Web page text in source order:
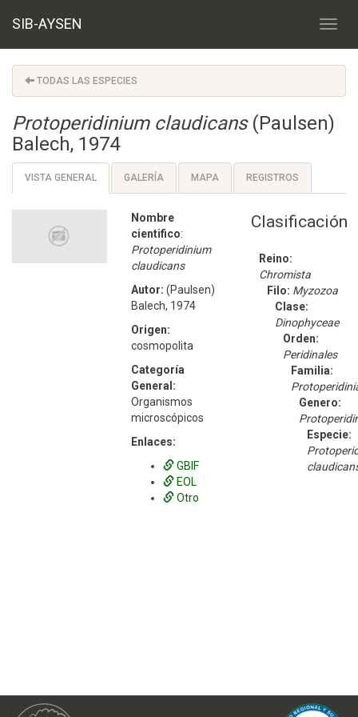
SIB-AYSEN
TODAS LAS ESPECIES
Protoperidinium claudicans(Paulsen)
Balech, 1974
VISTA GENERAL GALERÍA MAPA REGISTROS
Nombre
cientifico:
Protoperidinium
claudicans
Autor: (Paulsen)
Balech, 1974
Origen:
cosmopolita
Categoría
General:
Organismos
microscópicos
Enlaces:
GBIF
EOL
Otro
Clasificación
Reino:
Chromista
Filo: Myzozoa
Clase:
Dinophyceae
Orden:
Peridinales
Familia:
Genero:
Especie: